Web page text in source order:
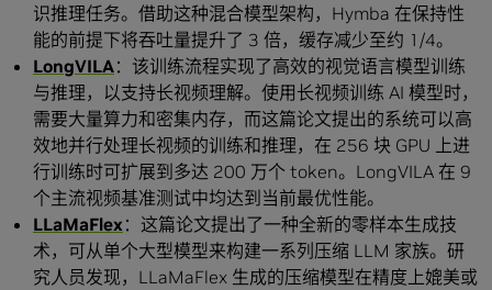
识推理任务。借助这种混合模型架构，Hymba 在保持性
能的前提下将吞吐量提升了 3 倍，缓存减少至约 1/4。
LongVILA：该训练流程实现了高效的视觉语言模型训练
与推理，以支持长视频理解。使用长视频训练 AI 模型时，
需要大量算力和密集内存，而这篇论文提出的系统可以高
效地并行处理长视频的训练和推理，在 256 块 GPU 上进
行训练时可扩展到多达 200 万个 token。LongVILA 在 9
个主流视频基准测试中均达到当前最优性能。
LLaMaFlex ：这篇论文提出了一种全新的零样本生成技
术，可从单个大型模型来构建一系列压缩 LLM 家族。研
究人员发现，LLaMaFlex 生成的压缩模型在精度上媲美或